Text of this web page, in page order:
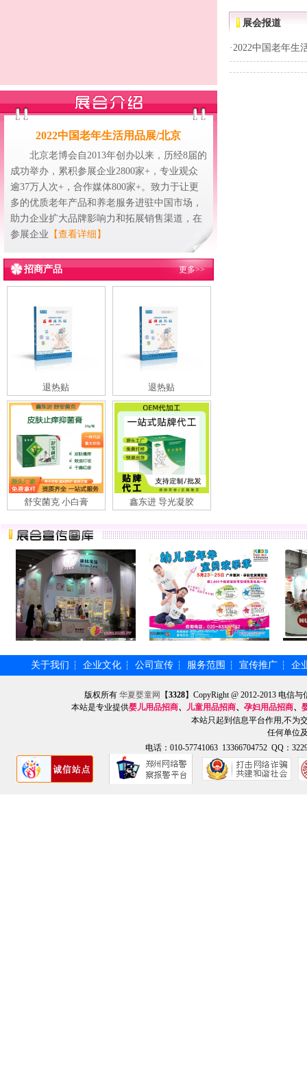
2022中国老年生活用品展/北京
北京老博会自2013年创办以来，历经8届的
成功举办，累积参展企业2800家+，专业观众
逾37万人次+，合作媒体800家+。致力于让更
多的优质老年产品和养老服务进驻中国市场，
助力企业扩大品牌影响力和拓展销售渠道，在
参展企业 【查看详细】
招商产品 更多>>
退热贴 退热贴
舒安菌克 小白膏 鑫东进 导光凝胶
展会报道
·2022中国老年生
关于我们 ┆ 企业文化 ┆ 公司宣传 ┆ 服务范围 ┆ 宣传推广 ┆ 企
版权所有华夏婴童网 【3328】CopyRight @ 2012-2013 电信
本站是专业提供婴儿用品招商、 儿童用品招商、 孕妇用品招商、
本站只起到信息平台作用,不为
任何单位
电话：010-57741063 13366704752 QQ：